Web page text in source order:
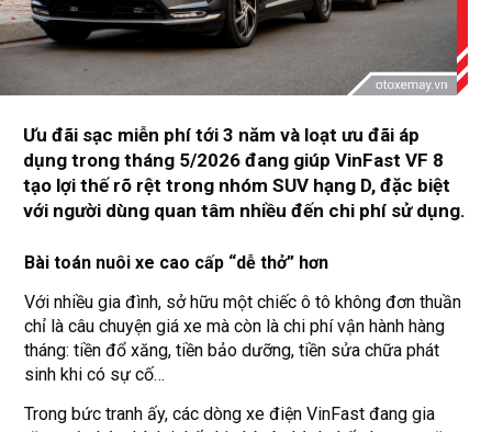
Ưu đãi sạc miễn phí tới 3 năm và loạt ưu đãi áp
dụng trong tháng 5/2026 đang giúp VinFast VF 8
tạo lợi thế rõ rệt trong nhóm SUV hạng D, đặc biệt
với người dùng quan tâm nhiều đến chi phí sử dụng.
Bài toán nuôi xe cao cấp “dễ thở” hơn
Với nhiều gia đình, sở hữu một chiếc ô tô không đơn thuần
chỉ là câu chuyện giá xe mà còn là chi phí vận hành hàng
tháng: tiền đổ xăng, tiền bảo dưỡng, tiền sửa chữa phát
sinh khi có sự cố…
Trong bức tranh ấy, các dòng xe điện VinFast đang gia